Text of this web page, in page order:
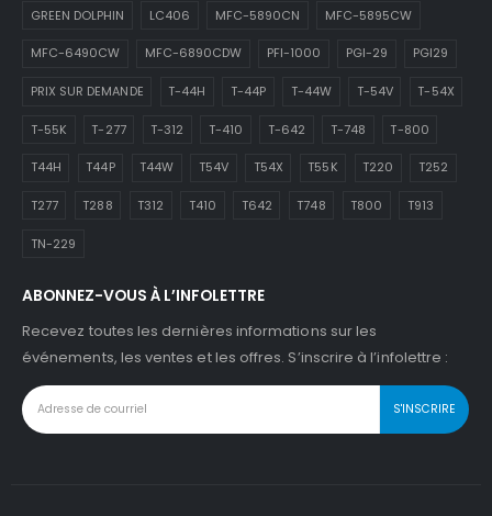
GREEN DOLPHIN LC406 MFC-5890CN MFC-5895CW
MFC-6490CW MFC-6890CDW PFI-1000 PGI-29 PGI29
PRIX SUR DEMANDE T-44H T-44P T-44W T-54V T-54X
T-55K T-277 T-312 T-410 T-642 T-748 T-800
T44H T44P T44W T54V T54X T55K T220 T252
T277 T288 T312 T410 T642 T748 T800 T913
TN-229
ABONNEZ-VOUS À L’INFOLETTRE
Recevez toutes les dernières informations sur les
événements, les ventes et les offres. S’inscrire à l’infolettre :